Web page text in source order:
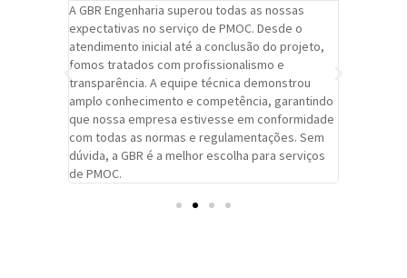
A GBR Engenharia superou todas as nossas
expectativas no serviço de PMOC. Desde o
atendimento inicial até a conclusão do projeto,
fomos tratados com profissionalismo e
transparência. A equipe técnica demonstrou
amplo conhecimento e competência, garantindo
que nossa empresa estivesse em conformidade
com todas as normas e regulamentações. Sem
dúvida, a GBR é a melhor escolha para serviços
de PMOC.